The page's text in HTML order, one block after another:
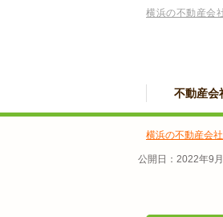
横浜の不動産会
不動産会
横浜の不動産会
公開日： 2022年9